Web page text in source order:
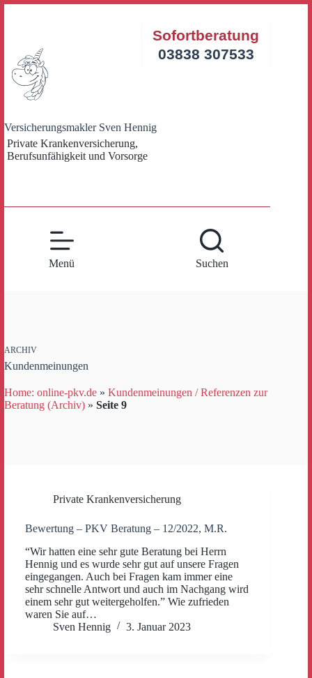
Versicherungsmakler Sven Hennig
Private Krankenversicherung,
Berufsunfähigkeit und Vorsorge
Sofortberatung
03838 307533
Menü Suchen
ARCHIV
Kundenmeinungen
Home: online-pkv.de » Kundenmeinungen / Referenzen zur
Beratung (Archiv) » Seite 9
Private Krankenversicherung
Bewertung – PKV Beratung – 12/2022, M.R.
“Wir hatten eine sehr gute Beratung bei Herrn
Hennig und es wurde sehr gut auf unsere Fragen
eingegangen. Auch bei Fragen kam immer eine
sehr schnelle Antwort und auch im Nachgang wird
einem sehr gut weitergeholfen.” Wie zufrieden
waren Sie auf…
Sven Hennig
3. Januar 2023